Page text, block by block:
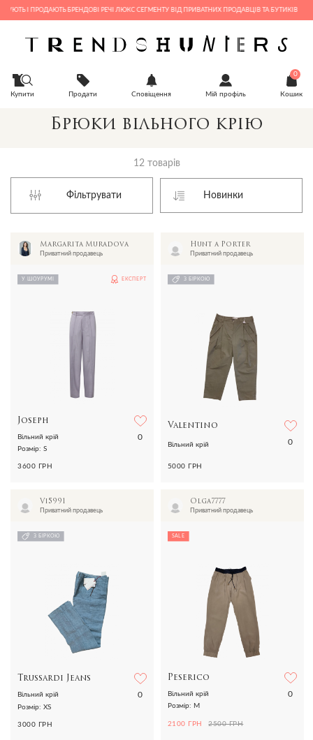
І ПРОДАЮТЬ БРЕНДОВІ РЕЧІ ЛЮКС СЕГМЕНТУ ВІД ПРИВАТНИХ ПРОДАВЦІВ ТА БУТИКІВ
Купити Продати Сповіщення Мій профіль
0
Кошик
Брюки вільного крію
12 товарів
Фільтрувати
Margarita Muradova
Приватний продавець
У ШОУРУМІ ЕКСПЕРТ
Joseph
0
Вільний крій
Розмір: S
3600 ГРН
Hunt a Porter
Приватний продавець
З БІРКОЮ
Valentino
0
Вільний крій
5000 ГРН
Vi5991
Приватний продавець
З БІРКОЮ
Trussardi Jeans
0
Вільний крій
Розмір: XS
3000 ГРН
Olga7777
Приватний продавець
SALE
Peserico
0
Вільний крій
Розмір: M
2100 ГРН 2500 ГРН